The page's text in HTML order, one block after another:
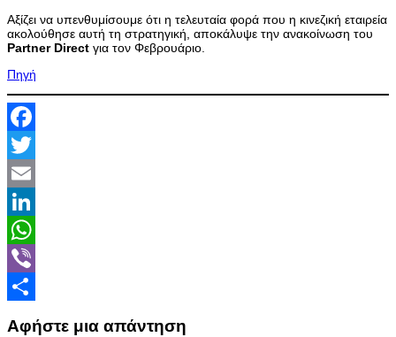
Αξίζει να υπενθυμίσουμε ότι η τελευταία φορά που η κινεζική εταιρεία
ακολούθησε αυτή τη στρατηγική, αποκάλυψε την ανακοίνωση του
Partner Direct για τον Φεβρουάριο.
Πηγή
Facebook
Twitter
Email
LinkedIn
WhatsApp
Viber
Αφήστε μια απάντηση